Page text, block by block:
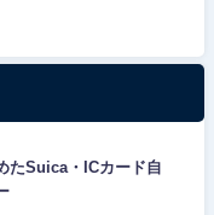
たSuica・ICカード自